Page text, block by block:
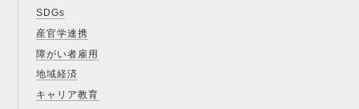
SDGs
産官学連携
障がい者雇用
地域経済
キャリア教育